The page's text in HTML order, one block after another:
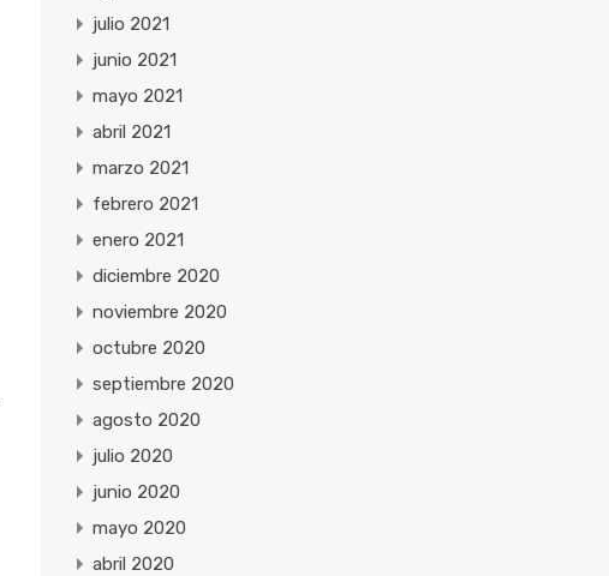
julio 2021
junio 2021
mayo 2021
abril 2021
marzo 2021
febrero 2021
enero 2021
diciembre 2020
noviembre 2020
octubre 2020
septiembre 2020
agosto 2020
julio 2020
junio 2020
mayo 2020
abril 2020